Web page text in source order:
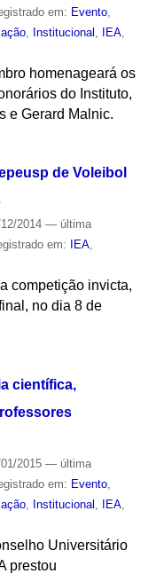
em: Evento,
, Institucional , IEA,
homenageará os
do Instituto,
e Gerard Malnic.
de Voleibol
2014 — última
em: IEA,
competição invicta,
no dia 8 de
científica,
2015 — última
em: Evento,
, Institucional IEA,
Universitário
prestou